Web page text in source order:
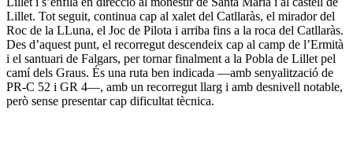
Lillet. Tot seguit, continua cap al xalet del Catllaràs, el mirador del
Roc de la LLuna, el Joc de Pilota i arriba fins a la roca del Catllaràs.
Des d’aquest punt, el recorregut descendeix cap al camp de l’Ermità
i el santuari de Falgars, per tornar finalment a la Pobla de Lillet pel
camí dels Graus. És una ruta ben indicada —amb senyalització de
PR-C 52 i GR 4—, amb un recorregut llarg i amb desnivell notable,
però sense presentar cap dificultat tècnica.